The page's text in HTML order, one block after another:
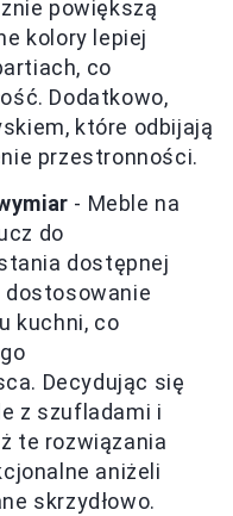
powiększą
kolory lepiej
co
Dodatkowo,
które odbijają
przestronności.
- Meble na
do
dostępnej
dostosowanie
kuchni, co
Decydując się
z szufladami i
te rozwiązania
aniżeli
skrzydłowo.